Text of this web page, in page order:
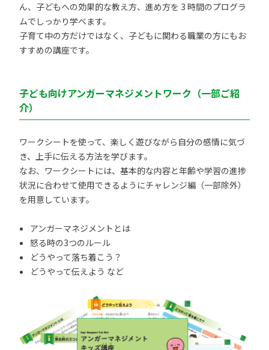
ん、子どもへの効果的な教え方、進め方を 3 時間のプログラ
ムでしっかり学べます。
子育て中の方だけではなく、子どもに関わる職業の方にもお
すすめの講座です。
子ども向けアンガーマネジメントワーク（一部ご紹
介）
ワークシートを使って、楽しく遊びながら自分の感情に気づ
き、上手に伝える方法を学びます。
なお、ワークシートには、基本的な内容と年齢や学習の進捗
状況に合わせて使用できるようにチャレンジ編（一部除外）
を用意しています。
アンガーマネジメントとは
怒る時の3つのルール
どうやって落ち着こう？
どうやって伝えよう など